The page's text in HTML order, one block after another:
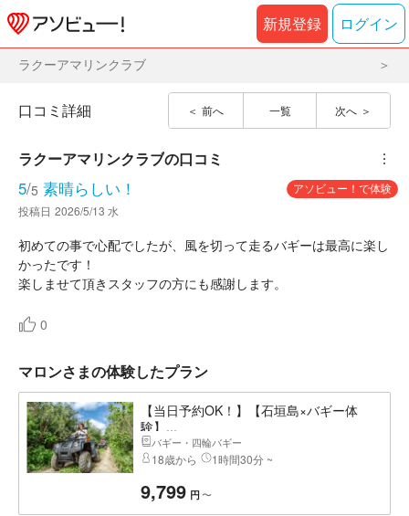
新規登録 ログイン
ラクーアマリンクラブ
前へ 一覧 次へ
口コミ詳細
ラクーアマリンクラブの口コミ ︙
5/5 素晴らしい！
アソビュー！で体験
投稿日 2026/5/13 水
初めての事で心配でしたが、風を切って走るバギーは最高に楽し
かったです！
楽しませて頂きスタッフの方にも感謝します。
0
マロンさまの体験したプラン
【当日予約OK！】【石垣島×バギー体
験】...
バギー・四輪バギー
18歳から 1時間30分 ~
9,799 円 〜